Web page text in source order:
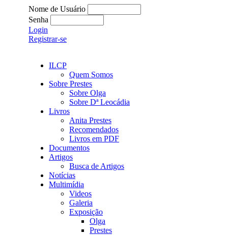
Nome de Usuário
Senha
Login
Registrar-se
ILCP
Quem Somos
Sobre Prestes
Sobre Olga
Sobre Dª Leocádia
Livros
Anita Prestes
Recomendados
Livros em PDF
Documentos
Artigos
Busca de Artigos
Notícias
Multimídia
Videos
Galeria
Exposição
Olga
Prestes